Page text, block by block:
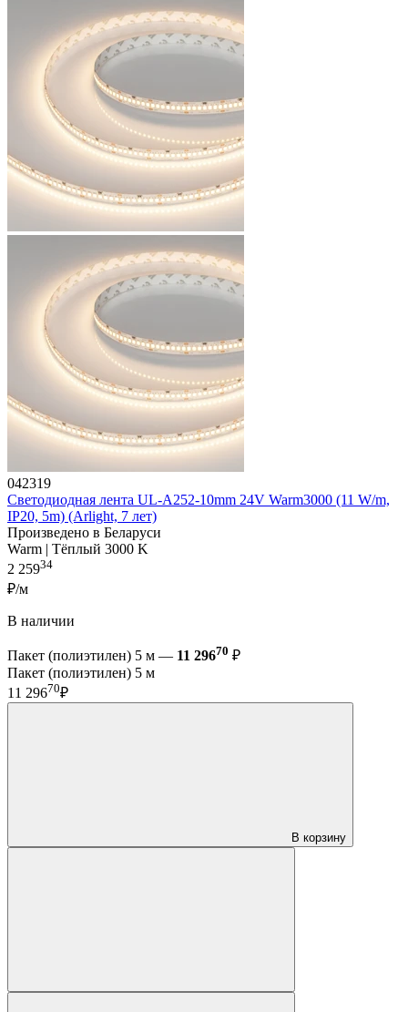
042319
Светодиодная лента UL-A252-10mm 24V Warm3000 (11 W/m,
IP20, 5m) (Arlight, 7 лет)
Произведено в Беларуси
Warm | Тёплый 3000 K
2 25934
₽/м
В наличии
Пакет (полиэтилен) 5 м — 11 29670 ₽
Пакет (полиэтилен) 5 м
11 29670₽
В корзину